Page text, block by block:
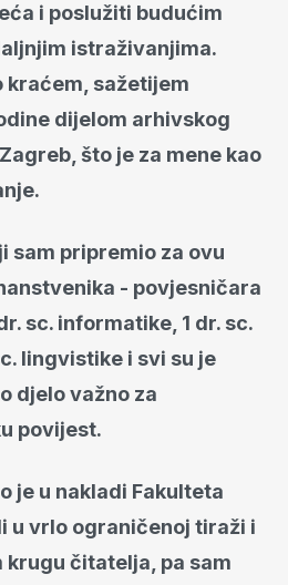
i poslužiti budućim
istraživanjima.
kraćem, sažetijem
dijelom arhivskog
što je za mene kao
sam pripremio za ovu
- povjesničara
sc. informatike, 1 dr. sc.
lingvistike i svi su je
djelo važno za
povijest.
je u nakladi Fakulteta
u vrlo ograničenoj tiraži i
krugu čitatelja, pa sam